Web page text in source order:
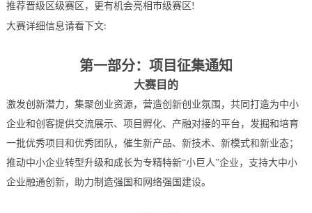
推荐晋级区级赛区，更有机会亮相市级赛区!
大赛详细信息请看下文:
第一部分：项目征集通知
大赛目的
激发创新潜力，集聚创业资源，营造创新创业氛围，共同打造为中小
企业和创客提供交流展示、项目孵化、产融对接的平台，发掘和培育
一批优秀项目和优秀团队，催生新产品、新技术、新模式和新业态；
推动中小企业转型升级和成长为专精特新“小巨人”企业，支持大中小
企业融通创新，助力制造强国和网络强国建设。